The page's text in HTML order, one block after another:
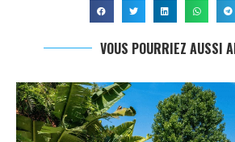
VOUS POURRIEZ AUSSI